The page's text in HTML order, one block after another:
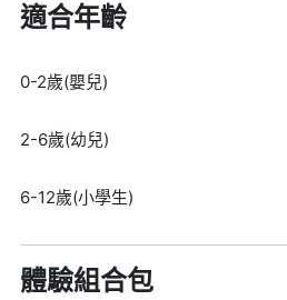
適合年齡
0-2歲(嬰兒)
2-6歲(幼兒)
6-12歲(小學生)
體驗組合包